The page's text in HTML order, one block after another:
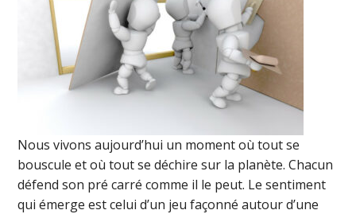
Nous vivons aujourd’hui un moment où tout se
bouscule et où tout se déchire sur la planète. Chacun
défend son pré carré comme il le peut. Le sentiment
qui émerge est celui d’un jeu façonné autour d’une